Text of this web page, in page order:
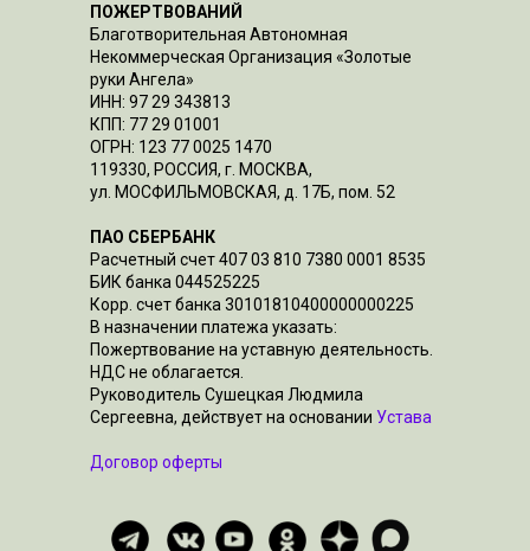
ПОЖЕРТВОВАНИЙ
Благотворительная Автономная
Некоммерческая Организация «Золотые
руки Ангела»
ИНН: 97 29 343813
КПП: 77 29 01001
ОГРН: 123 77 0025 1470
119330, РОССИЯ, г. МОСКВА,
ул. МОСФИЛЬМОВСКАЯ, д. 17Б, пом. 52
ПАО СБЕРБАНК
Расчетный счет 407 03 810 7380 0001 8535
БИК банка 044525225
Корр. счет банка 30101810400000000225
В назначении платежа указать:
Пожертвование на уставную деятельность.
НДС не облагается.
Руководитель Сушецкая Людмила
Сергеевна, действует на основании Устава
Договор оферты